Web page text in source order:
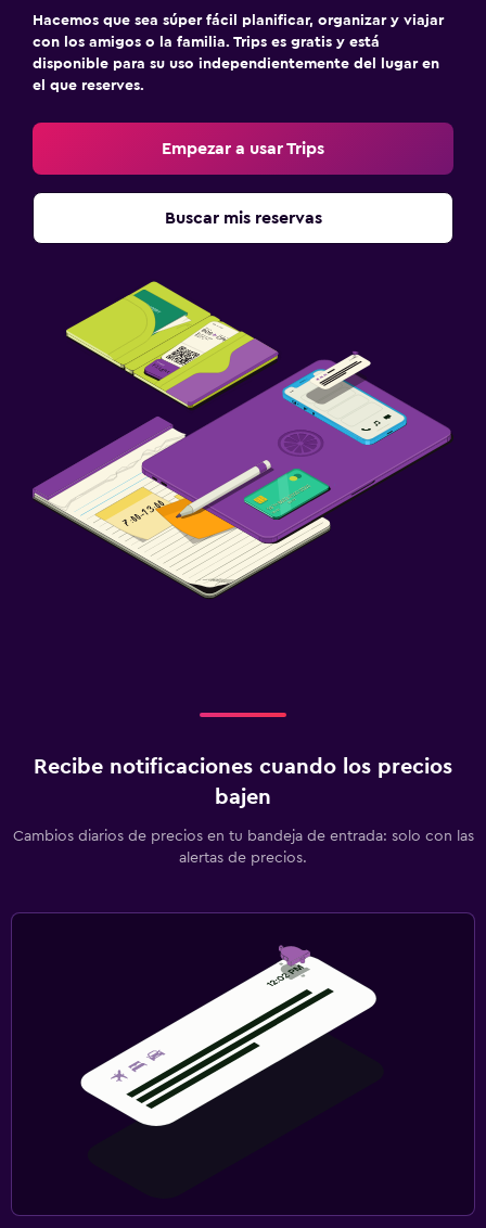
Hacemos que sea súper fácil planificar, organizar y viajar
con los amigos o la familia. Trips es gratis y está
disponible para su uso independientemente del lugar en
el que reserves.
Empezar a usar Trips
Buscar mis reservas
Recibe notificaciones cuando los precios
bajen
Cambios diarios de precios en tu bandeja de entrada: solo con las
alertas de precios.